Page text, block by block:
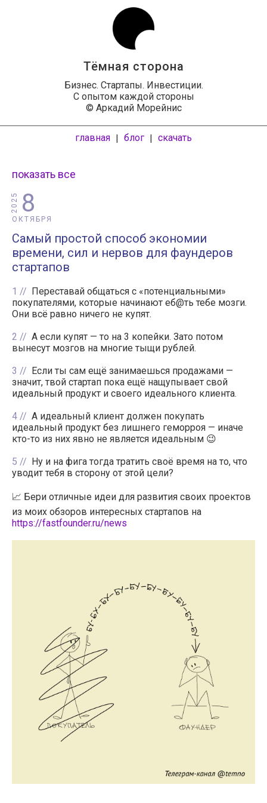
Тёмная сторона
Бизнес. Стартапы. Инвестиции.
С опытом каждой стороны
© Аркадий Морейнис
главная | блог | скачать
показать все
8
ОКТЯБРЯ
2025
Самый простой способ экономии
времени, сил и нервов для фаундеров
стартапов
1
Переставай общаться с «потенциальными»
покупателями, которые начинают еб@ть тебе мозги.
Они всё равно ничего не купят.
2
А если купят — то на 3 копейки. Зато потом
вынесут мозгов на многие тыщи рублей.
3
Если ты сам ещё занимаешься продажами —
значит, твой стартап пока ещё нащупывает свой
идеальный продукт и своего идеального клиента.
4
А идеальный клиент должен покупать
идеальный продукт без лишнего геморроя — иначе
кто-то из них явно не является идеальным 😉
5
Ну и на фига тогда тратить своё время на то, что
уводит тебя в сторону от этой цели?
📈 Бери отличные идеи для развития своих проектов
из моих обзоров интересных стартапов на
https://fastfounder.ru/news